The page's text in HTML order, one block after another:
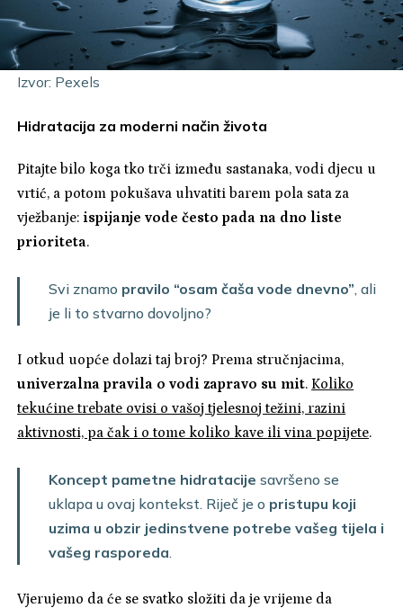
Izvor: Pexels
Hidratacija za moderni način života
Pitajte bilo koga tko trči između sastanaka, vodi djecu u
vrtić, a potom pokušava uhvatiti barem pola sata za
vježbanje: ispijanje vode često pada na dno liste
prioriteta.
Svi znamo pravilo “osam čaša vode dnevno”, ali
je li to stvarno dovoljno?
I otkud uopće dolazi taj broj? Prema stručnjacima,
univerzalna pravila o vodi zapravo su mit. Koliko
tekućine trebate ovisi o vašoj tjelesnoj težini, razini
aktivnosti, pa čak i o tome koliko kave ili vina popijete.
Koncept pametne hidratacije savršeno se
uklapa u ovaj kontekst. Riječ je o pristupu koji
uzima u obzir jedinstvene potrebe vašeg tijela i
vašeg rasporeda.
Vjerujemo da će se svatko složiti da je vrijeme da